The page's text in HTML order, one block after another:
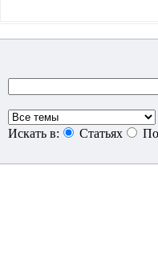
Искать в: Статьях